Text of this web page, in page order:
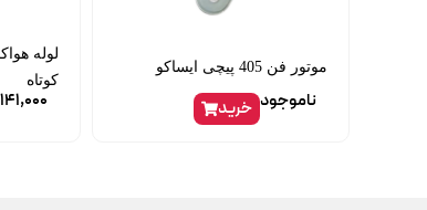
موتور فن 405 پیچی ایساکو
ناموجود خرید
کوتاه
141,000